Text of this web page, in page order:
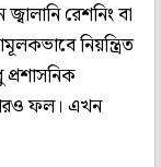
রেশনিং বা
নিয়ন্ত্রিত
ফল। এখন